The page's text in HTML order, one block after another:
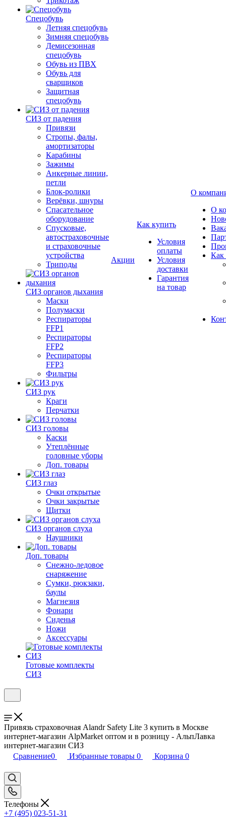
Спецобувь
Летняя спецобувь
Зимняя спецобувь
Демисезонная
спецобувь
Обувь из ПВХ
Обувь для
сварщиков
Защитная
спецобувь
СИЗ от падения
Привязи
Стропы, фалы,
амортизаторы
Карабины
Зажимы
Анкерные линии,
петли
Блок-ролики
Верёвки, шнуры
Спасательное
оборудование
Спусковые,
автостраховочные
и страховочные
устройства
Триподы
СИЗ органов дыхания
Маски
Полумаски
Респираторы
FFP1
Респираторы
FFP2
Респираторы
FFP3
Фильтры
СИЗ рук
Краги
Перчатки
СИЗ головы
Каски
Утеплённые
головные уборы
Доп. товары
СИЗ глаз
Очки открытые
Очки закрытые
Щитки
СИЗ органов слуха
Наушники
Доп. товары
Снежно-ледовое
снаряжение
Сумки, рюкзаки,
баулы
Магнезия
Фонари
Сиденья
Ножи
Аксессуары
Готовые комплекты
СИЗ
Акции
Как купить
Условия
оплаты
Условия
доставки
Гарантия
на товар
О
О
Как
Привязь страховочная Alandr Safety Lite 3 купить в Москве
интернет-магазин AlpMarket оптом и в розницу - АльпЛавка
интернет-магазин СИЗ
Сравнение0 Избранные товары 0 Корзина 0
Телефоны
+7 (495) 023-51-31